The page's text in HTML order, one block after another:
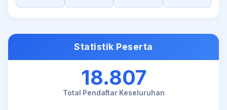
Statistik Peserta
18.807
Total Pendaftar Keseluruhan